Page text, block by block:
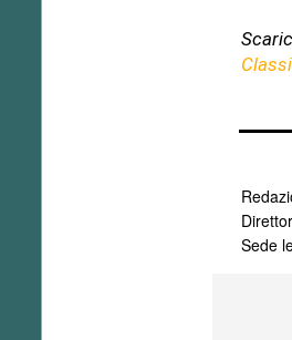
Sede